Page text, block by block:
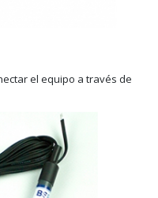
el equipo a través de